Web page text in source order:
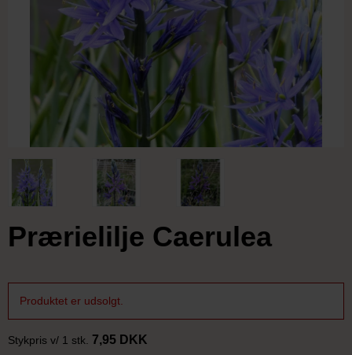
Prærielilje Caerulea
Produktet er udsolgt.
Stykpris v/ 1 stk. 7,95 DKK